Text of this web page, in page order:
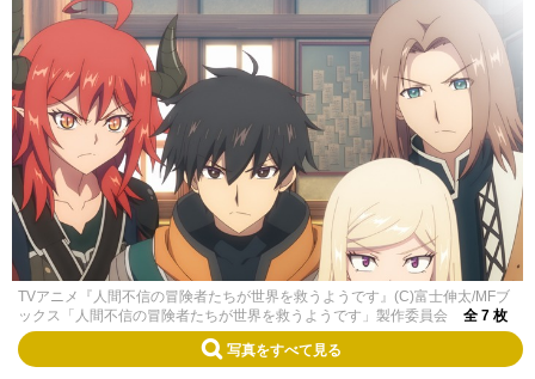
TVアニメ『人間不信の冒険者たちが世界を救うようです』(C)富士伸太/MFブ
ックス「人間不信の冒険者たちが世界を救うようです」製作委員会
全 7 枚
写真をすべて見る